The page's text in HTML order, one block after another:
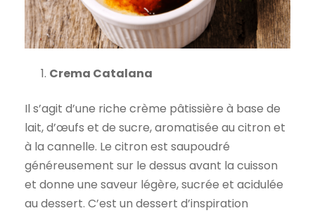
Crema Catalana
Il s’agit d’une riche crème pâtissière à base de
lait, d’œufs et de sucre, aromatisée au citron et
à la cannelle. Le citron est saupoudré
généreusement sur le dessus avant la cuisson
et donne une saveur légère, sucrée et acidulée
au dessert. C’est un dessert d’inspiration